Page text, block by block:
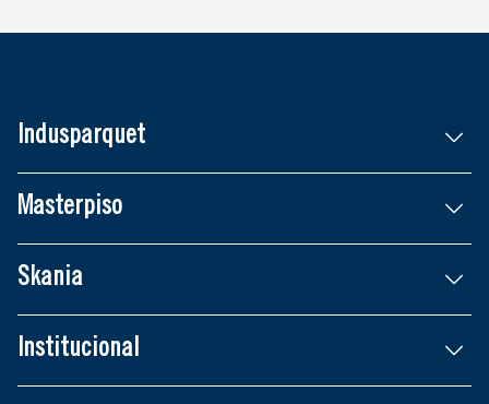
Indusparquet
Masterpiso
Skania
Institucional